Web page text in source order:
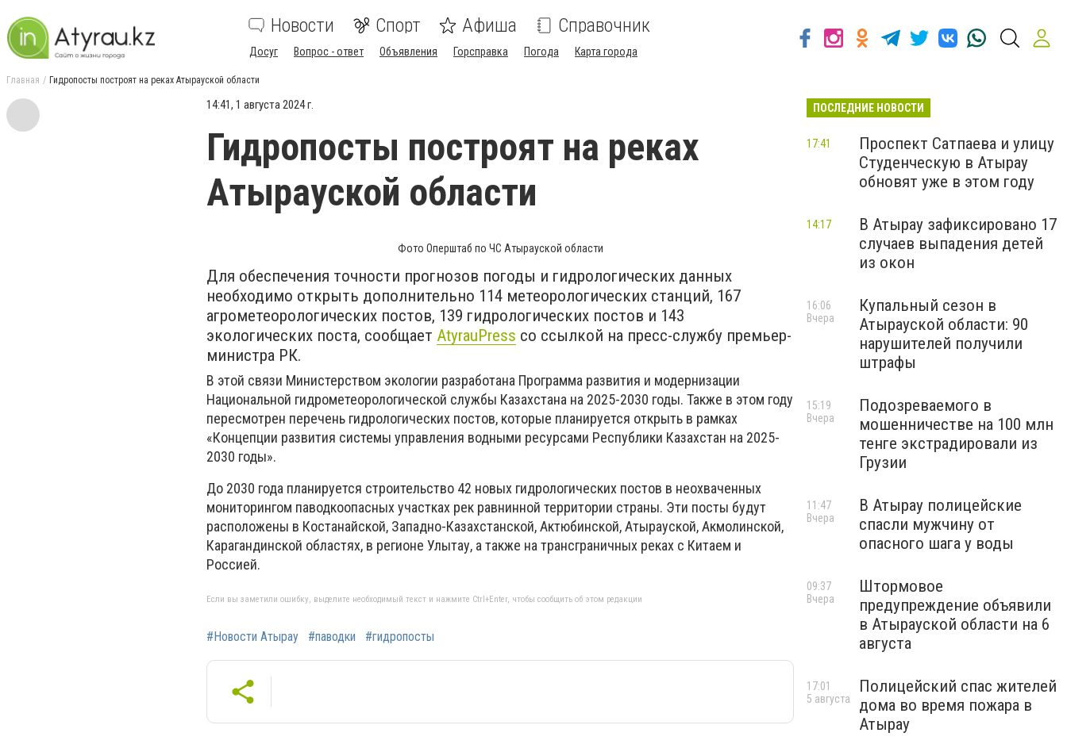
Новости Спорт Афиша Справочник
Досуг Вопрос - ответ Объявления Горсправка Погода Карта города
Главная Гидропосты построят на реках Атырауской области
14:41, 1 августа 2024 г.
Гидропосты построят на реках
Атырауской области
Фото Оперштаб по ЧС Атырауской области
Для обеспечения точности прогнозов погоды и гидрологических данных
необходимо открыть дополнительно 114 метеорологических станций, 167
агрометеорологических постов, 139 гидрологических постов и 143
экологических поста, сообщает AtyrauPress cо ссылкой на пресс-службу премьер-
министра РК.
В этой связи Министерством экологии разработана Программа развития и модернизации
Национальной гидрометеорологической службы Казахстана на 2025-2030 годы. Также в этом году
пересмотрен перечень гидрологических постов, которые планируется открыть в рамках
«Концепции развития системы управления водными ресурсами Республики Казахстан на 2025-
2030 годы».
До 2030 года планируется строительство 42 новых гидрологических постов в неохваченных
мониторингом паводкоопасных участках рек равнинной территории страны. Эти посты будут
расположены в Костанайской, Западно-Казахстанской, Актюбинской, Атырауской, Акмолинской,
Карагандинской областях, в регионе Улытау, а также на трансграничных реках с Китаем и
Россией.
Если вы заметили ошибку, выделите необходимый текст и нажмите Ctrl+Enter, чтобы сообщить об этом редакции
#Новости Атырау #паводки #гидропосты
ПОСЛЕДНИЕ НОВОСТИ
Проспект Сатпаева и улицу
Студенческую в Атырау
обновят уже в этом году
17:41
В Атырау зафиксировано 17
случаев выпадения детей
из окон
14:17
Купальный сезон в
Атырауской области: 90
нарушителей получили
штрафы
16:06
Вчера
Подозреваемого в
мошенничестве на 100 млн
тенге экстрадировали из
Грузии
15:19
Вчера
В Атырау полицейские
спасли мужчину от
опасного шага у воды
11:47
Вчера
Штормовое
предупреждение объявили
в Атырауской области на 6
августа
09:37
Вчера
Полицейский спас жителей
дома во время пожара в
Атырау
17:01
5 августа